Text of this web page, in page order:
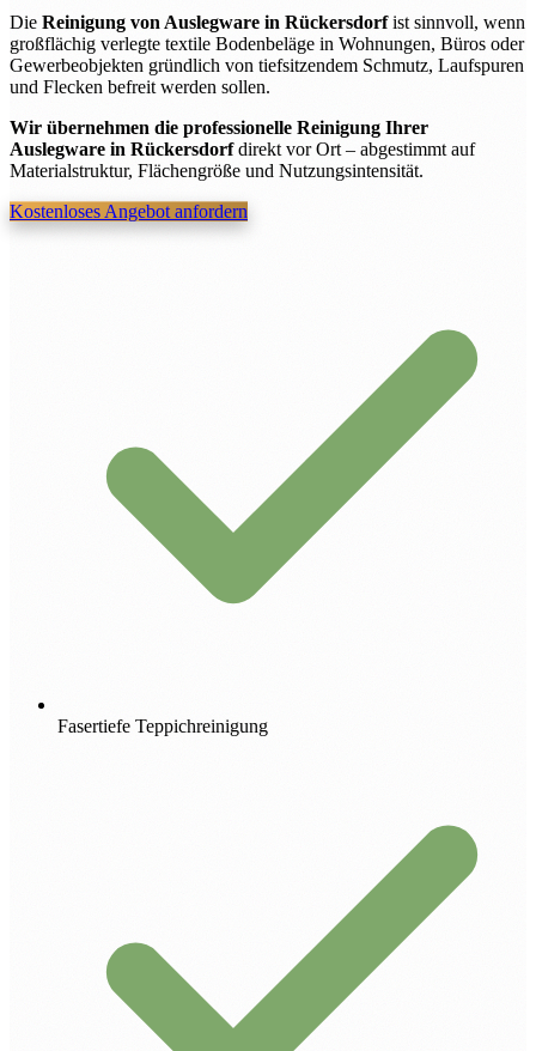
Die Reinigung von Auslegware in Rückersdorfist sinnvoll, wenn
großflächig verlegte textile Bodenbeläge in Wohnungen, Büros oder
Gewerbeobjekten gründlich von tiefsitzendem Schmutz, Laufspuren
und Flecken befreit werden sollen.
Wir übernehmen die professionelle Reinigung Ihrer
Auslegware in Rückersdorfdirekt vor Ort – abgestimmt auf
Materialstruktur, Flächengröße und Nutzungsintensität.
Kostenloses Angebot anfordern
Fasertiefe Teppichreinigung